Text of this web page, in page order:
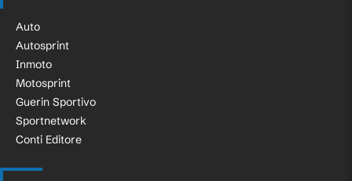
Auto
Autosprint
Inmoto
Motosprint
Guerin Sportivo
Sportnetwork
Conti Editore